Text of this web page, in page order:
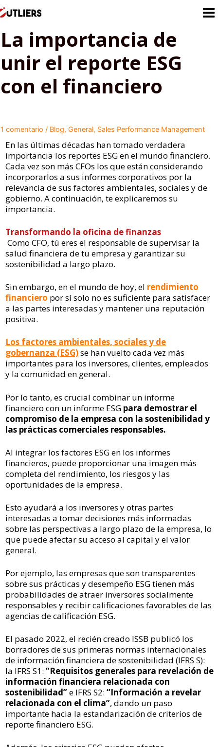
al
La importancia de
unir el reporte ESG
con el financiero
1 comentario / Blog, General, Sales Performance Management
En las últimas décadas han tomado verdadera
importancia los reportes ESG en el mundo financiero.
Cada vez son más CFOs los que están considerando
incorporarlos a sus informes corporativos por la
relevancia de sus factores ambientales, sociales y de
gobierno. A continuación, te explicaremos su
importancia.
Transformando la oficina de finanzas
Como CFO, tú eres el responsable de supervisar la
salud financiera de tu empresa y garantizar su
sostenibilidad a largo plazo.
Sin embargo, en el mundo de hoy, el rendimiento
financiero por sí solo no es suficiente para satisfacer
a las partes interesadas y mantener una reputación
positiva.
Los factores ambientales, sociales y de
gobernanza (ESG)se han vuelto cada vez más
importantes para los inversores, clientes, empleados
y la comunidad en general.
Por lo tanto, es crucial combinar un informe
financiero con un informe ESG para demostrar el
compromiso de la empresa con la sostenibilidad y
las prácticas comerciales responsables.
Al integrar los factores ESG en los informes
financieros, puede proporcionar una imagen más
completa del rendimiento, los riesgos y las
oportunidades de la empresa.
Esto ayudará a los inversores y otras partes
interesadas a tomar decisiones más informadas
sobre las perspectivas a largo plazo de la empresa, lo
que puede afectar su acceso al capital y el valor
general.
Por ejemplo, las empresas que son transparentes
sobre sus prácticas y desempeño ESG tienen más
probabilidades de atraer inversores socialmente
responsables y recibir calificaciones favorables de las
agencias de calificación ESG.
El pasado 2022, el recién creado ISSB publicó los
borradores de sus primeras normas internacionales
de información financiera de sostenibilidad (IFRS S):
la IFRS S1: “Requisitos generales para revelación de
información financiera relacionada con
sostenibilidad”e IFRS S2: “Información a revelar
relacionada con el clima”, dando un paso
importante hacia la estandarización de criterios de
reporte financiero ESG.